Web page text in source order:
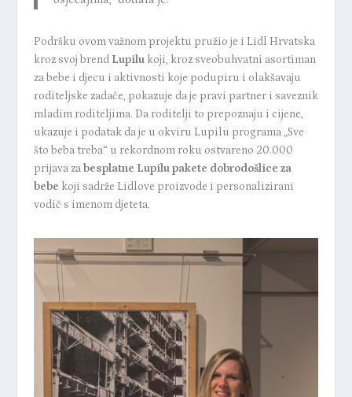
Podršku ovom važnom projektu pružio je i Lidl Hrvatska
kroz svoj brend Lupilukoji, kroz sveobuhvatni asortiman
za bebe i djecu i aktivnosti koje podupiru i olakšavaju
roditeljske zadaće, pokazuje da je pravi partner i saveznik
mladim roditeljima. Da roditelji to prepoznaju i cijene,
ukazuje i podatak da je u okviru Lupilu programa„Sve
što beba treba“ u rekordnom roku ostvareno 20.000
prijava za besplatne Lupilu pakete dobrodošlice za
bebe koji sadrže Lidlove proizvode i personalizirani
vodič s imenom djeteta.